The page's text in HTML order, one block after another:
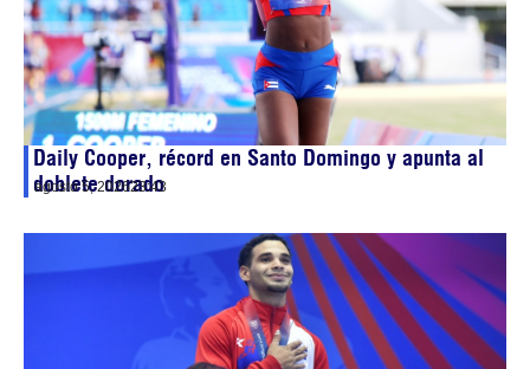
Daily Cooper, récord en Santo Domingo y apunta al
doblete dorado
agosto 5, 202623:43